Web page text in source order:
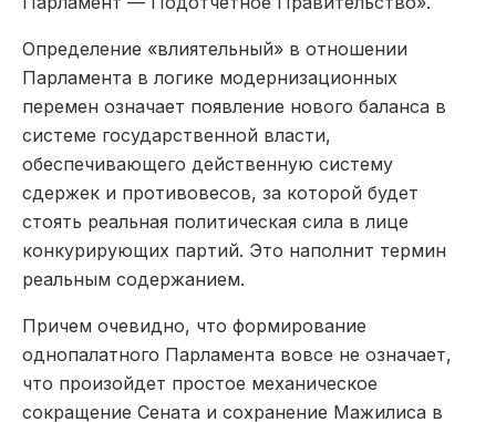
Определение «влиятельный» в отношении
Парламента в логике модернизационных
перемен означает появление нового баланса в
системе государственной власти,
обеспечивающего действенную систему
сдержек и противовесов, за которой будет
стоять реальная политическая сила в лице
конкурирующих партий. Это наполнит термин
реальным содержанием.
Причем очевидно, что формирование
однопалатного Парламента вовсе не означает,
что произойдет простое механическое
сокращение Сената и сохранение Мажилиса в